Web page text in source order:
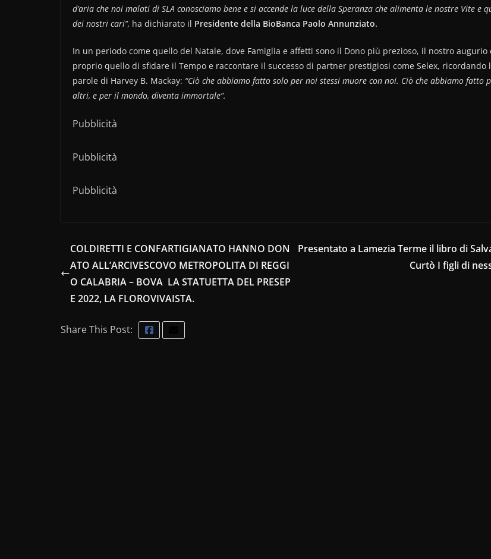
d’aria che noi malati di SLA conosciamo bene e si accende la luce della Speranza che alimenta le nostre Vite e
dei nostri cari”, ha dichiarato il Presidente della BioBanca Paolo Annunziato.
In un periodo come quello del Natale, dove Famiglia e affetti sono il Dono più prezioso, il nostro augurio
proprio quello di sfidare il Tempo e raccontare il successo di partner prestigiosi come Selex, ricordando
parole di Harvey B. Mackay: “Ciò che abbiamo fatto solo per noi stessi muore con noi. Ciò che abbiamo fatto
altri, e per il mondo, diventa immortale”.
Pubblicità
Pubblicità
Pubblicità
COLDIRETTI E CONFARTIGIANATO HANNO DON
ATO ALL’ARCIVESCOVO METROPOLITA DI REGGI
O CALABRIA – BOVA LA STATUETTA DEL PRESEP
E 2022, LA FLOROVIVAISTA.
Presentato a Lamezia Terme il libro di
Curtò I figli di
Share This Post: